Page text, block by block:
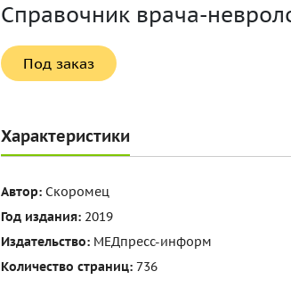
Справочник врача-
Под заказ
Характеристики
Автор:Скоромец
Год издания:2019
Издательство:МЕДпресс-информ
Количество страниц:736